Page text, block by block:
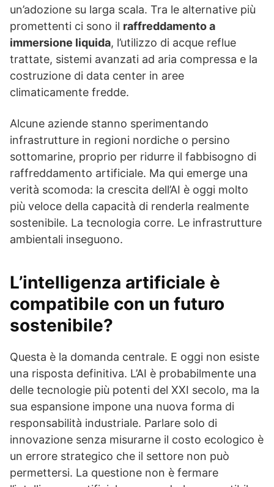
un’adozione su larga scala. Tra le alternative più
promettenti ci sono il raffreddamento a
immersione liquida, l’utilizzo di acque reflue
trattate, sistemi avanzati ad aria compressa e la
costruzione di data center in aree
climaticamente fredde.
Alcune aziende stanno sperimentando
infrastrutture in regioni nordiche o persino
sottomarine, proprio per ridurre il fabbisogno di
raffreddamento artificiale. Ma qui emerge una
verità scomoda: la crescita dell’AI è oggi molto
più veloce della capacità di renderla realmente
sostenibile. La tecnologia corre. Le infrastrutture
ambientali inseguono.
L’intelligenza artificiale è
compatibile con un futuro
sostenibile?
Questa è la domanda centrale. E oggi non esiste
una risposta definitiva. L’AI è probabilmente una
delle tecnologie più potenti del XXI secolo, ma la
sua espansione impone una nuova forma di
responsabilità industriale. Parlare solo di
innovazione senza misurarne il costo ecologico è
un errore strategico che il settore non può
permettersi. La questione non è fermare